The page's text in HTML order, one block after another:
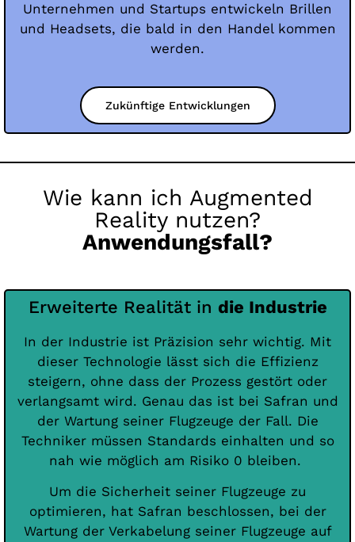
Unternehmen und Startups entwickeln Brillen
und Headsets, die bald in den Handel kommen
werden.
Zukünftige Entwicklungen
Wie kann ich Augmented
Reality nutzen?
Anwendungsfall?
Erweiterte Realität in die Industrie
In der Industrie ist Präzision sehr wichtig. Mit
dieser Technologie lässt sich die Effizienz
steigern, ohne dass der Prozess gestört oder
verlangsamt wird. Genau das ist bei Safran und
der Wartung seiner Flugzeuge der Fall. Die
Techniker müssen Standards einhalten und so
nah wie möglich am Risiko 0 bleiben.
Um die Sicherheit seiner Flugzeuge zu
optimieren, hat Safran beschlossen, bei der
Wartung der Verkabelung seiner Flugzeuge auf